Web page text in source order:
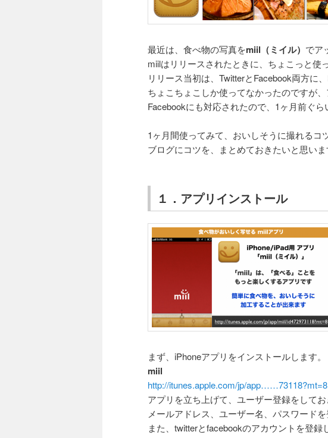
最近は、食べ物の写真をmiil（ミイル） でア
miilはリリースされたときに、ちょこっと使
リリース当初は、TwitterとFacebook両方に
ちょこちょこしか使ってなかったのですが
Facebookにも対応されたので、1ヶ月前ぐら
1ヶ月間使ってみて、おいしそうに撮れるコ
ブログにコツを、まとめておきたいと思いま
１．アプリインストール
まず、iPhoneアプリをインストールします。
miil
http://itunes.apple.com/jp/app……73118?mt=8
アプリを立ち上げて、ユーザー登録をしてお
メールアドレス、ユーザー名、パスワードを
また、twitterとfacebookのアカウントを登録